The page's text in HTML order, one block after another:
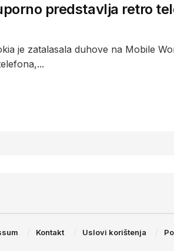
predstavlja retro
je zatalasala duhove na Mobile
Kontakt Uslovi korištenja